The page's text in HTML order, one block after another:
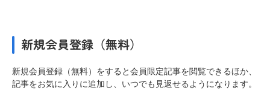
新規会員登録（無料）
新規会員登録（無料）をすると会員限定記事を閲覧できるほか、
記事をお気に入りに追加し、いつでも見返せるようになります。